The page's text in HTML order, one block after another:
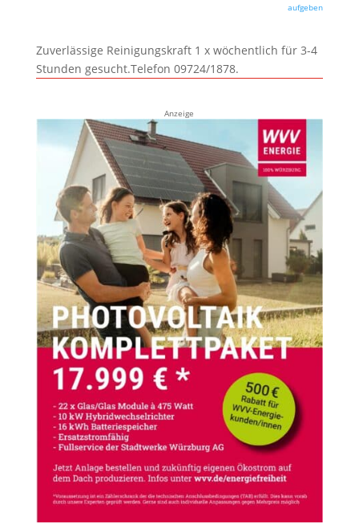
aufgeben
Zuverlässige Reinigungskraft 1 x wöchentlich für 3-4
Stunden gesucht.Telefon 09724/1878.
Anzeige